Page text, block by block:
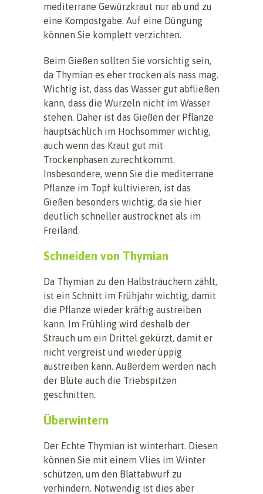
mediterrane Gewürzkraut nur ab und zu
eine Kompostgabe. Auf eine Düngung
können Sie komplett verzichten.
Beim Gießen sollten Sie vorsichtig sein,
da Thymian es eher trocken als nass mag.
Wichtig ist, dass das Wasser gut abfließen
kann, dass die Wurzeln nicht im Wasser
stehen. Daher ist das Gießen der Pflanze
hauptsächlich im Hochsommer wichtig,
auch wenn das Kraut gut mit
Trockenphasen zurechtkommt.
Insbesondere, wenn Sie die mediterrane
Pflanze im Topf kultivieren, ist das
Gießen besonders wichtig, da sie hier
deutlich schneller austrocknet als im
Freiland.
Schneiden von Thymian
Da Thymian zu den Halbsträuchern zählt,
ist ein Schnitt im Frühjahr wichtig, damit
die Pflanze wieder kräftig austreiben
kann. Im Frühling wird deshalb der
Strauch um ein Drittel gekürzt, damit er
nicht vergreist und wieder üppig
austreiben kann. Außerdem werden nach
der Blüte auch die Triebspitzen
geschnitten.
Überwintern
Der Echte Thymian ist winterhart. Diesen
können Sie mit einem Vlies im Winter
schützen, um den Blattabwurf zu
verhindern. Notwendig ist dies aber